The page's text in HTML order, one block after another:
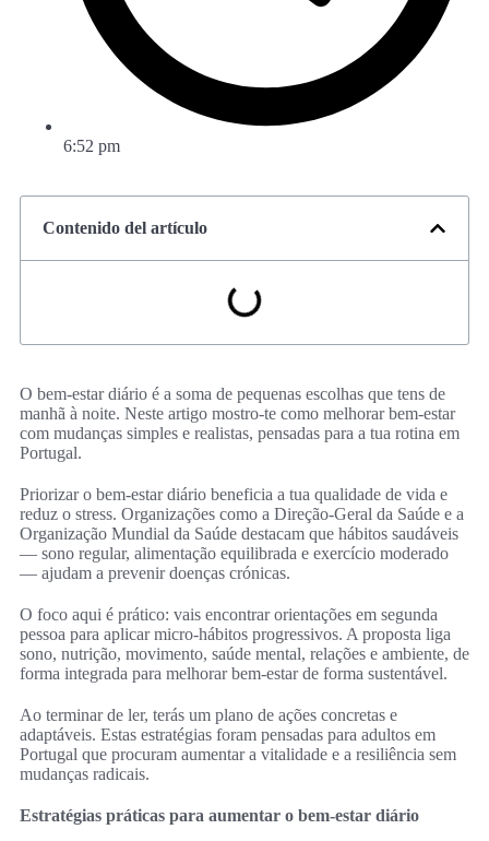
6:52 pm
Contenido del artículo
O bem-estar diário é a soma de pequenas escolhas que tens de
manhã à noite. Neste artigo mostro-te como melhorar bem-estar
com mudanças simples e realistas, pensadas para a tua rotina em
Portugal.
Priorizar o bem-estar diário beneficia a tua qualidade de vida e
reduz o stress. Organizações como a Direção-Geral da Saúde e a
Organização Mundial da Saúde destacam que hábitos saudáveis
— sono regular, alimentação equilibrada e exercício moderado
— ajudam a prevenir doenças crónicas.
O foco aqui é prático: vais encontrar orientações em segunda
pessoa para aplicar micro-hábitos progressivos. A proposta liga
sono, nutrição, movimento, saúde mental, relações e ambiente, de
forma integrada para melhorar bem-estar de forma sustentável.
Ao terminar de ler, terás um plano de ações concretas e
adaptáveis. Estas estratégias foram pensadas para adultos em
Portugal que procuram aumentar a vitalidade e a resiliência sem
mudanças radicais.
Estratégias práticas para aumentar o bem-estar diário